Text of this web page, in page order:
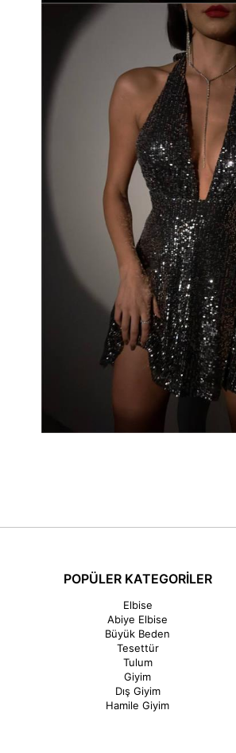
POPÜLER KATEGORİLER
Elbise
Abiye Elbise
Büyük Beden
Tesettür
Tulum
Giyim
Dış Giyim
Hamile Giyim